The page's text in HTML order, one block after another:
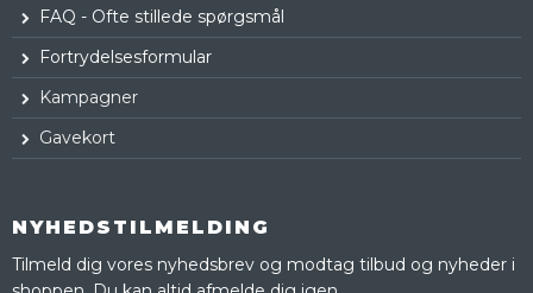
FAQ - Ofte stillede spørgsmål
Fortrydelsesformular
Kampagner
Gavekort
NYHEDSTILMELDING
Tilmeld dig vores nyhedsbrev og modtag tilbud og nyheder i